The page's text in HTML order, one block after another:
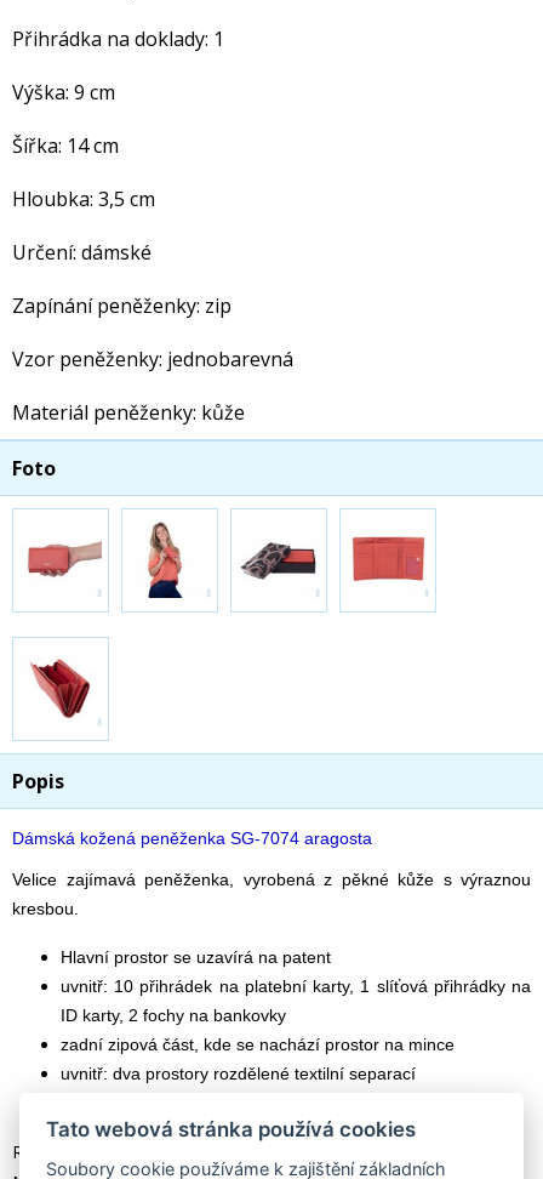
Přihrádka na doklady: 1
Výška: 9 cm
Šířka: 14 cm
Hloubka: 3,5 cm
Určení: dámské
Zapínání peněženky: zip
Vzor peněženky: jednobarevná
Materiál peněženky: kůže
Foto
Popis
Dámská kožená peněženka SG-7074 aragosta
Velice zajímavá peněženka, vyrobená z pěkné kůže s výraznou
kresbou.
Hlavní prostor se uzavírá na patent
uvnitř: 10 přihrádek na platební karty, 1 slíťová přihrádky na
ID karty, 2 fochy na bankovky
zadní zipová část, kde se nachází prostor na mince
uvnitř: dva prostory rozdělené textilní separací
Rozměry: 14 x 9 x 3,5 cm
Tato webová stránka používá cookies
Soubory cookie používáme k zajištění základních